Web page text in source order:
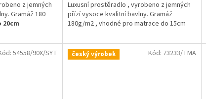
z jemných
Gramáž 180
Luxusní prostěradlo , vyrobeno z jemných
přízí vysoce kvalitní bavlny. Gramáž
180g/m2 , vhodné pro matrace do 15cm
54558/90X/SYT český výrobek Kód: 73233/TMA